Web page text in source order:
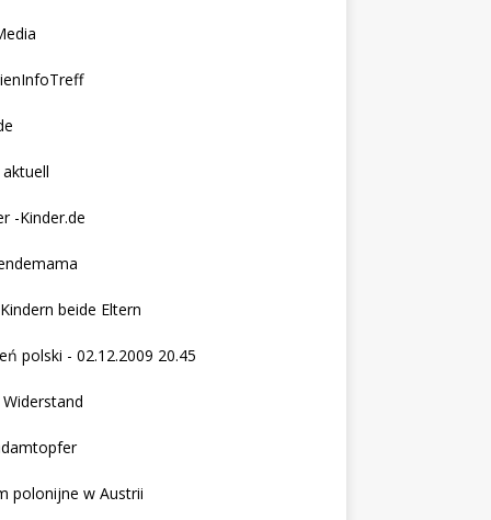
-Kinder.de
beide Eltern
polski - 02.12.2009 20.45
polonijne w Austrii